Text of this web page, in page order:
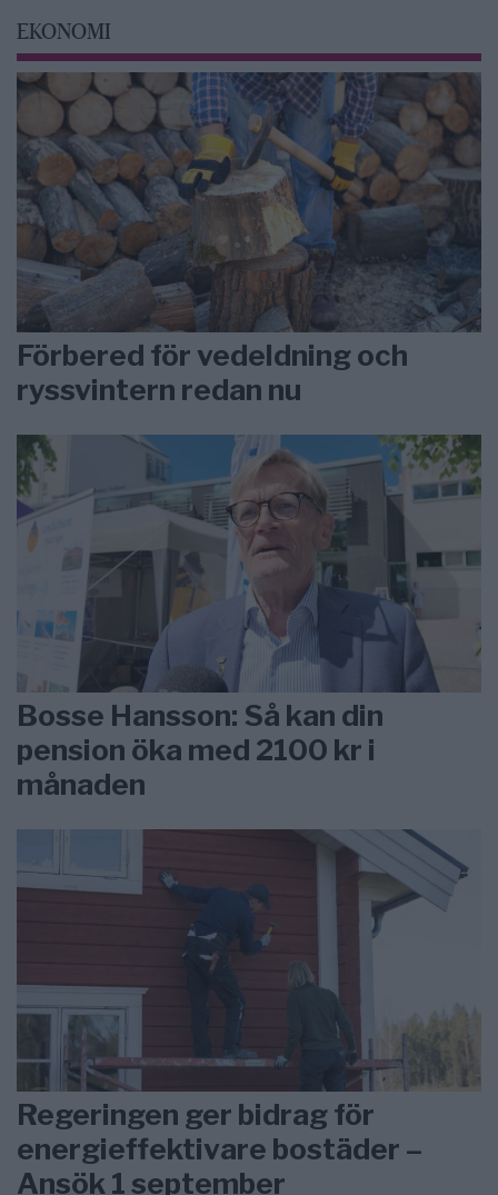
EKONOMI
Förbered för vedeldning och
ryssvintern redan nu
Bosse Hansson: Så kan din
pension öka med 2100 kr i
månaden
Regeringen ger bidrag för
energieffektivare bostäder –
Ansök 1 september